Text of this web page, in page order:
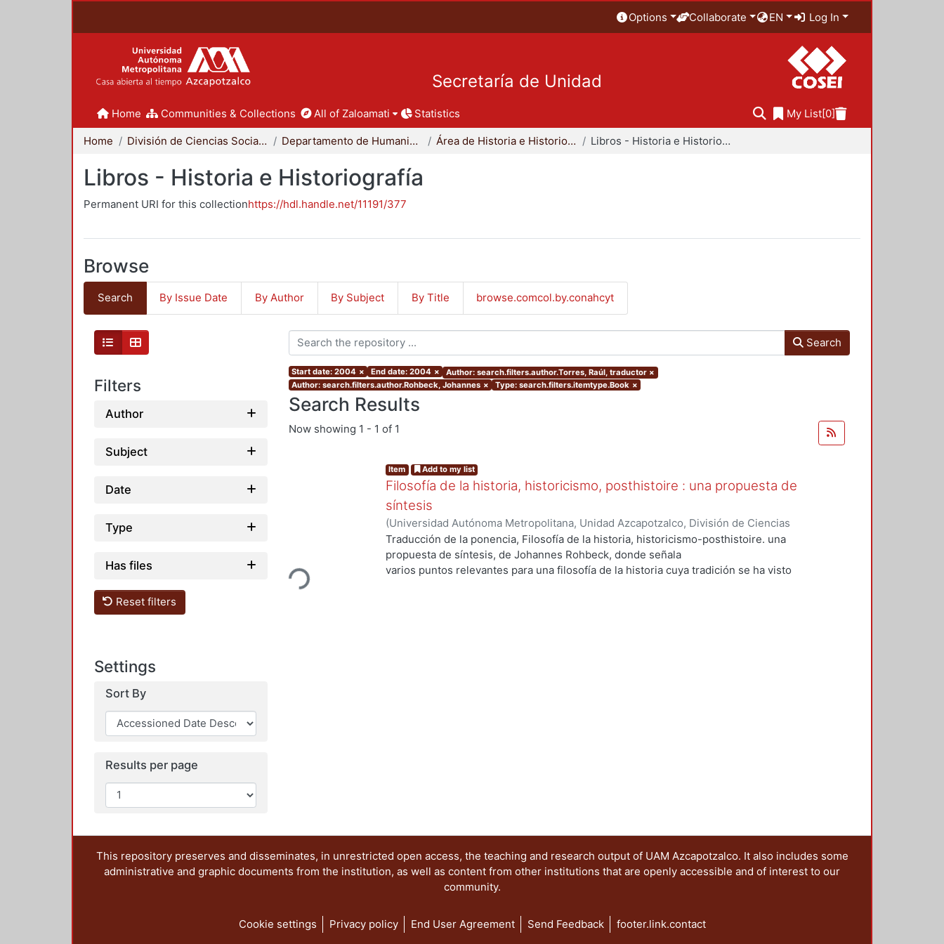
Options Collaborate EN Log In
Secretaría de Unidad
Home Communities & Collections All of Zaloamati Statistics My List[0]
Home División de Ciencias Sociales y Humanidades Departamento de Humanidades Área de Historia e Historiografía Libros - Historia e Historiografía
Libros - Historia e Historiografía
Permanent URI for this collectionhttps://hdl.handle.net/11191/377
Browse
Search By Issue Date By Author By Subject By Title browse.comcol.by.conahcyt
Filters
Author
Subject
Date
Type
Has files
Reset filters
Settings
Sort By
Results per page
Search
Start date: 2004 × End date: 2004 × Author: search.filters.author.Torres, Raúl, traductor ×
Author: search.filters.author.Rohbeck, Johannes × Type: search.filters.itemtype.Book ×
Search Results
Now showing 1 - 1 of 1
Loading...
Item Add to my list
Filosofía de la historia, historicismo, posthistoire : una propuesta de
síntesis
(Universidad Autónoma Metropolitana, Unidad Azcapotzalco, División de Ciencias
Sociales y Humanidades, Departamento de Historia e historiografía. Consejo
Nacional de Ciencia y Tecnología,2004)Rohbeck, Johannes
traductor
Traducción de la ponencia, Filosofía de la historia, historicismo-posthistoire. una
propuesta de síntesis, de Johannes Rohbeck, donde señala
varios puntos relevantes para una filosofía de la historia cuya tradición se ha visto
This repository preserves and disseminates, in unrestricted open access, the teaching and research output of UAM Azcapotzalco. It also includes some
administrative and graphic documents from the institution, as well as content from other institutions that are openly accessible and of interest to our
community.
Cookie settings Privacy policy End User Agreement Send Feedback footer.link.contact